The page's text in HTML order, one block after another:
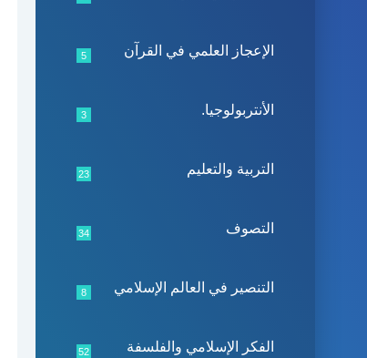
الإعجاز العلمي في القرآن 5
الأنتربولوجيا. 3
التربية والتعليم 23
التصوف 34
التنصير في العالم الإسلامي 8
الفكر الإسلامي والفلسفة 52